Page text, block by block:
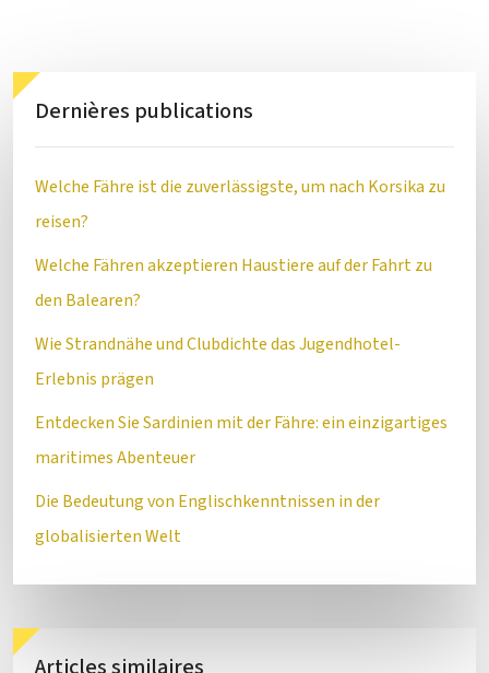
Dernières publications
Welche Fähre ist die zuverlässigste, um nach Korsika zu
reisen?
Welche Fähren akzeptieren Haustiere auf der Fahrt zu
den Balearen?
Wie Strandnähe und Clubdichte das Jugendhotel-
Erlebnis prägen
Entdecken Sie Sardinien mit der Fähre: ein einzigartiges
maritimes Abenteuer
Die Bedeutung von Englischkenntnissen in der
globalisierten Welt